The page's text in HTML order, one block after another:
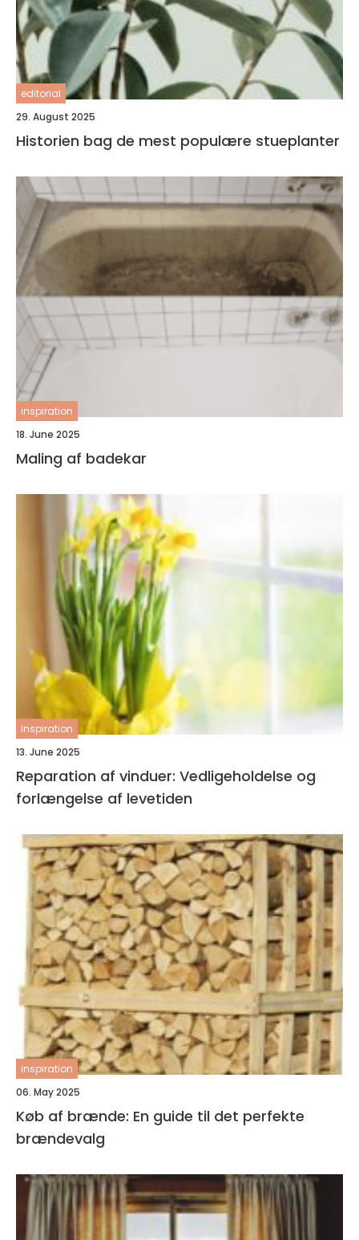
editorial
29. August 2025
Historien bag de mest populære stueplanter
inspiration
18. June 2025
Maling af badekar
inspiration
13. June 2025
Reparation af vinduer: Vedligeholdelse og
forlængelse af levetiden
inspiration
06. May 2025
Køb af brænde: En guide til det perfekte
brændevalg